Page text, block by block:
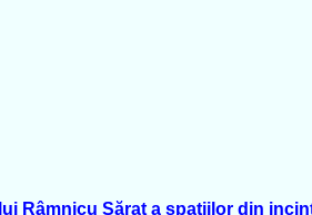
Râmnicu Sărat a spaţiilor din